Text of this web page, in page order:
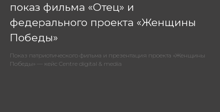
показ фильма «Отец» и
федерального проекта «Женщины
Победы»
Показ патриотического фильма и презентация проекта «Женщины
Победы» — кейс Centre digital & media